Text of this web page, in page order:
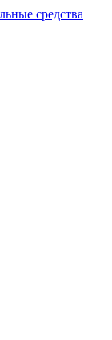
средства